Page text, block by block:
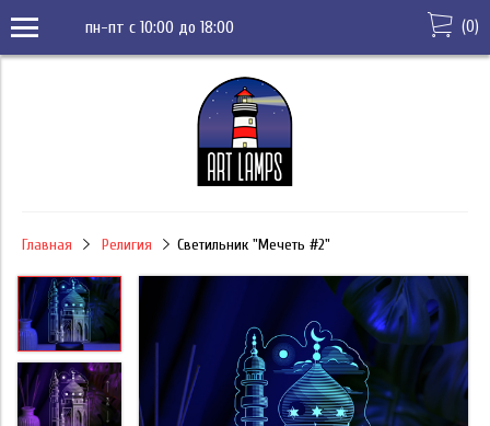
пн-пт с 10:00 до 18:00 (0)
Главная Религия Светильник "Мечеть #2"